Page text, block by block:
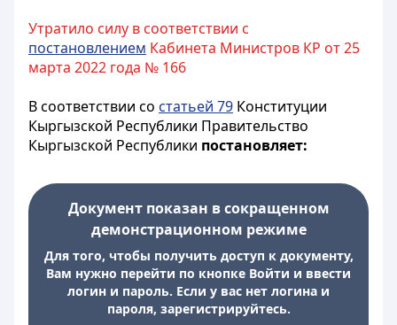
Утратило силу в соответствии с
постановлением Кабинета Министров КР от 25
марта 2022 года № 166
В соответствии со статьей 79 Конституции
Кыргызской Республики Правительство
Кыргызской Республики постановляет:
Документ показан в сокращенном
демонстрационном режиме
Для того, чтобы получить доступ к документу,
Вам нужно перейти по кнопке Войти и ввести
логин и пароль. Если у вас нет логина и
пароля, зарегистрируйтесь.